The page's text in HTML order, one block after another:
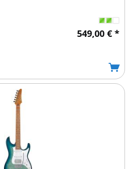
549,00 € *